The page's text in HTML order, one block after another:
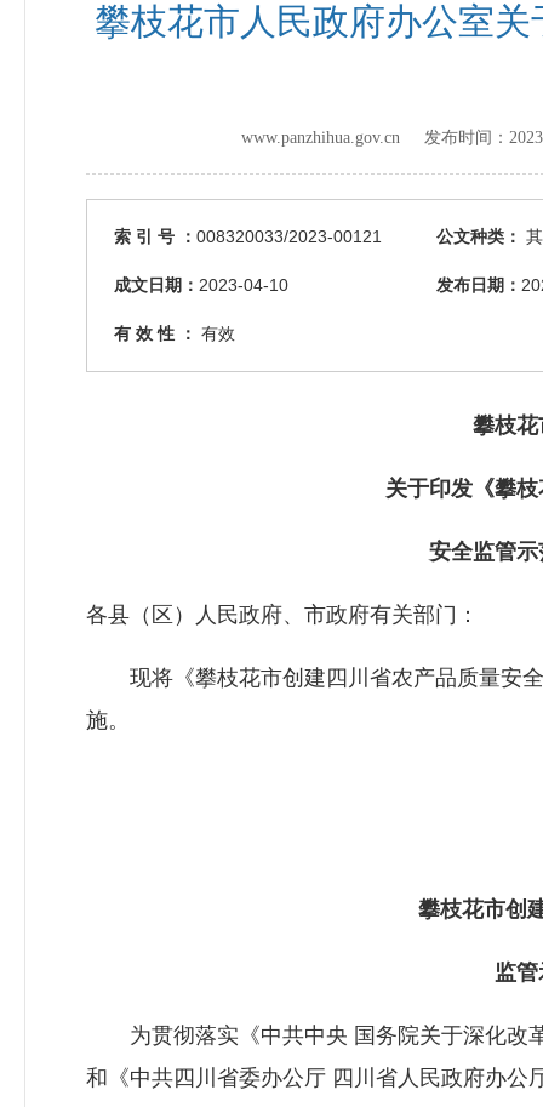
攀枝花市人民政府办公室
www.panzhihua.gov.cn 发布时间：
索 引 号 ： 008320033/2023-00121 公文种类：
成文日期： 2023-04-10 发布日期：
有 效 性 ： 有效
攀枝花
关于印发《攀枝
安全监管示
各县（区）人民政府、市政府有关部门：
现将《攀枝花市创建四川省农产品质量安全
施。
攀枝花市创建
监管
为贯彻落实《中共中央 国务院关于深化改
和《中共四川省委办公厅 四川省人民政府办